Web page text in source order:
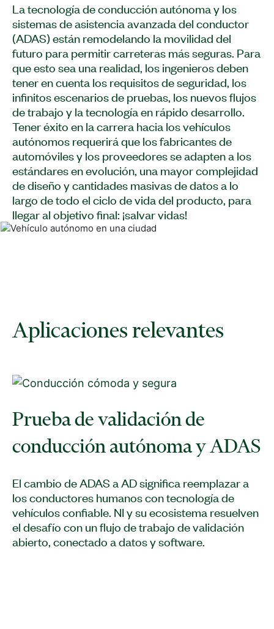
​La tecnología de conducción autónoma y los
sistemas de asistencia avanzada del conductor
(ADAS) están remodelando la movilidad del
futuro para permitir carreteras más seguras. Para
que esto sea una realidad, los ingenieros deben
tener en cuenta los requisitos de seguridad, los
infinitos escenarios de pruebas, los nuevos flujos
de trabajo y la tecnología en rápido desarrollo.
Tener éxito en la carrera hacia los vehículos
autónomos requerirá que los fabricantes de
automóviles y los proveedores se adapten a los
estándares en evolución, una mayor complejidad
de diseño y cantidades masivas de datos a lo
largo de todo el ciclo de vida del producto, para
llegar al objetivo final: ¡salvar vidas!
Aplicaciones relevantes
Prueba de validación de
conducción autónoma y ADAS
El cambio de ADAS a AD significa reemplazar a
los conductores humanos con tecnología de
vehículos confiable. NI y su ecosistema resuelven
el desafío con un flujo de trabajo de validación
abierto, conectado a datos y software.